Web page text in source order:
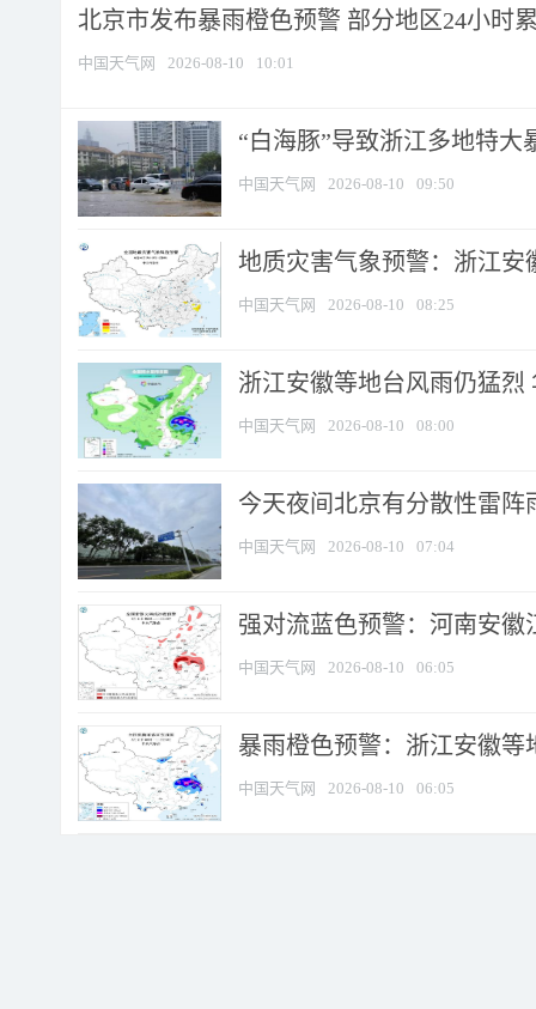
北京市发布暴雨橙色预警 部分地区24小时
中国天气网 2026-08-10 10:01
“白海豚”导致浙江多地特大
中国天气网 2026-08-10 09:50
地质灾害气象预警：浙江安
中国天气网 2026-08-10 08:25
浙江安徽等地台风雨仍猛烈
中国天气网 2026-08-10 08:00
今天夜间北京有分散性雷
中国天气网 2026-08-10 07:04
强对流蓝色预警：河南安徽
中国天气网 2026-08-10 06:05
暴雨橙色预警：浙江安徽等
中国天气网 2026-08-10 06:05